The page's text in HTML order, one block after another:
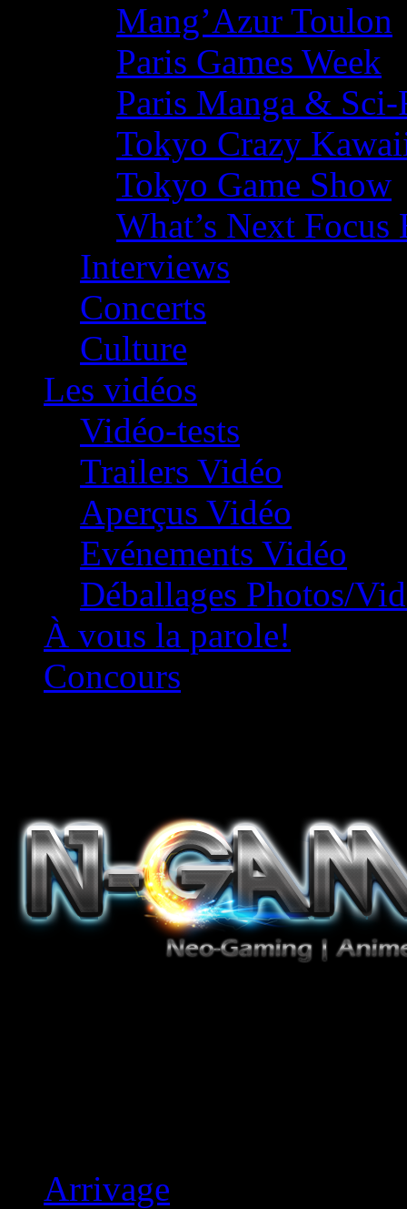
Mang’Azur Toulon
Paris Games Week
Paris Manga &
Tokyo Crazy
Tokyo Game Show
What’s Next
Interviews
Concerts
Culture
Les vidéos
Vidéo-tests
Trailers Vidéo
Aperçus Vidéo
Evénements Vidéo
Déballages Photos/
À vous la parole!
Concours
Arrivage